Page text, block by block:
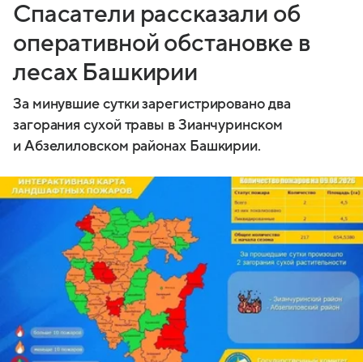
Спасатели рассказали об
оперативной обстановке в
лесах Башкирии
За минувшие сутки зарегистрировано два
загорания сухой травы в Зианчуринском
и Абзелиловском районах Башкирии.